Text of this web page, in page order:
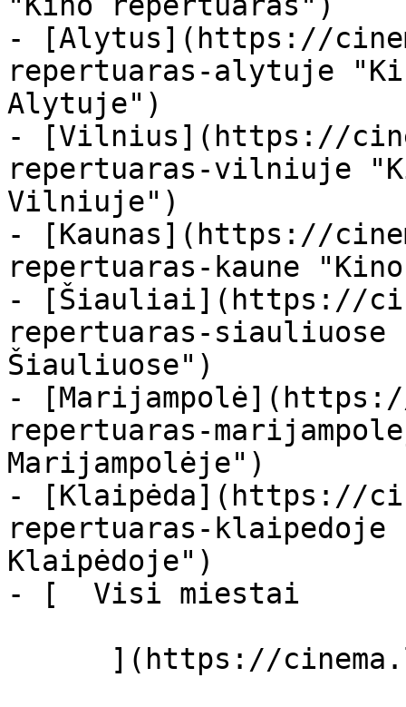
- [Alytus](https://
repertuaras-alytuje
Alytuje")
- [Vilnius](https://
repertuaras-vilniuje
Vilniuje")
- [Kaunas](https://
repertuaras-kaune
- [Šiauliai](https://
repertuaras-
Šiauliuose")
-
repertuaras-
Marijampolėje")
- [Klaipėda](https://
repertuaras-
Klaipėdoje")
- [  Visi miestai